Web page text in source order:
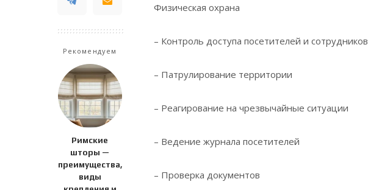
Рекомендуем
Римские
шторы —
преимущества,
виды
Физическая охрана
– Контроль доступа посетителей и сотрудников
– Патрулирование территории
– Реагирование на чрезвычайные ситуации
– Ведение журнала посетителей
– Проверка документов